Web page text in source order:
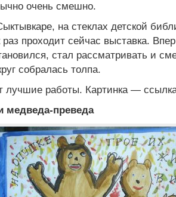
очень смешно.
на стеклах детской
раз проходит сейчас выставка.
стал рассматривать и
собралась толпа.
лучшие работы. Картинка —
медведа-преведа